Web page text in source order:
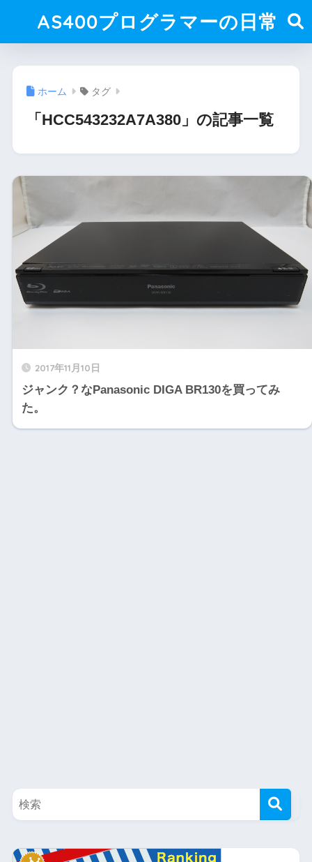
AS400プログラマーの日常
ホーム タグ
「HCC543232A7A380」の記事一覧
2017年11月10日
ジャンク？なPanasonic DIGA BR130を買ってみ
た。